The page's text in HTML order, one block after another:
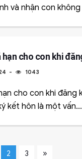
và nhận con không
cho con khi
1043
cho con khi đăng
kết hôn là một vấn...
2 3 »